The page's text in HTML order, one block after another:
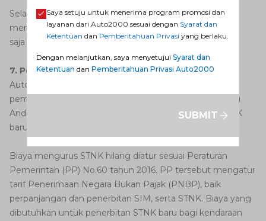
Selanjutnya Anda hanya perlu menunggu petugas
memanggil nama. Saat nama Anda dipanggil, langsung
saja melakukan pengambilan STNK baru di loket.
7. Pembayaran Biaya Pembuatan STNK
AutoFamily hampir sampai di ujung rangkaian proses
pembuatan STNK baru. Langkah selanjutnya yang perlu
Anda lakukan adalah membayar biaya pembuatan STNK
baru.
Biaya mengurus STNK hilang diatur sesuai Peraturan
Pemerintah (PP) No.60 tahun 2016. PP tersebut mengatur
tarif Penerimaan Negara Bukan Pajak (PNBP), baik
perpanjangan dan penerbitan SIM, serta STNK. Biaya yang
dibutuhkan untuk penerbitan STNK baru bagi kendaraan
Saya setuju untuk menerima program promosi dan
layanan dari Auto2000 sesuai dengan Syarat dan
Ketentuan dan Pemberitahuan Privasi yang berlaku.
Dengan melanjutkan, saya menyetujui Syarat dan
Ketentuan dan Pemberitahuan Privasi Auto2000
SUBMIT